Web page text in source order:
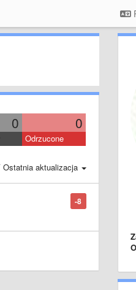
0 0
Odrzucone
Ostatnia aktualizacja
-8